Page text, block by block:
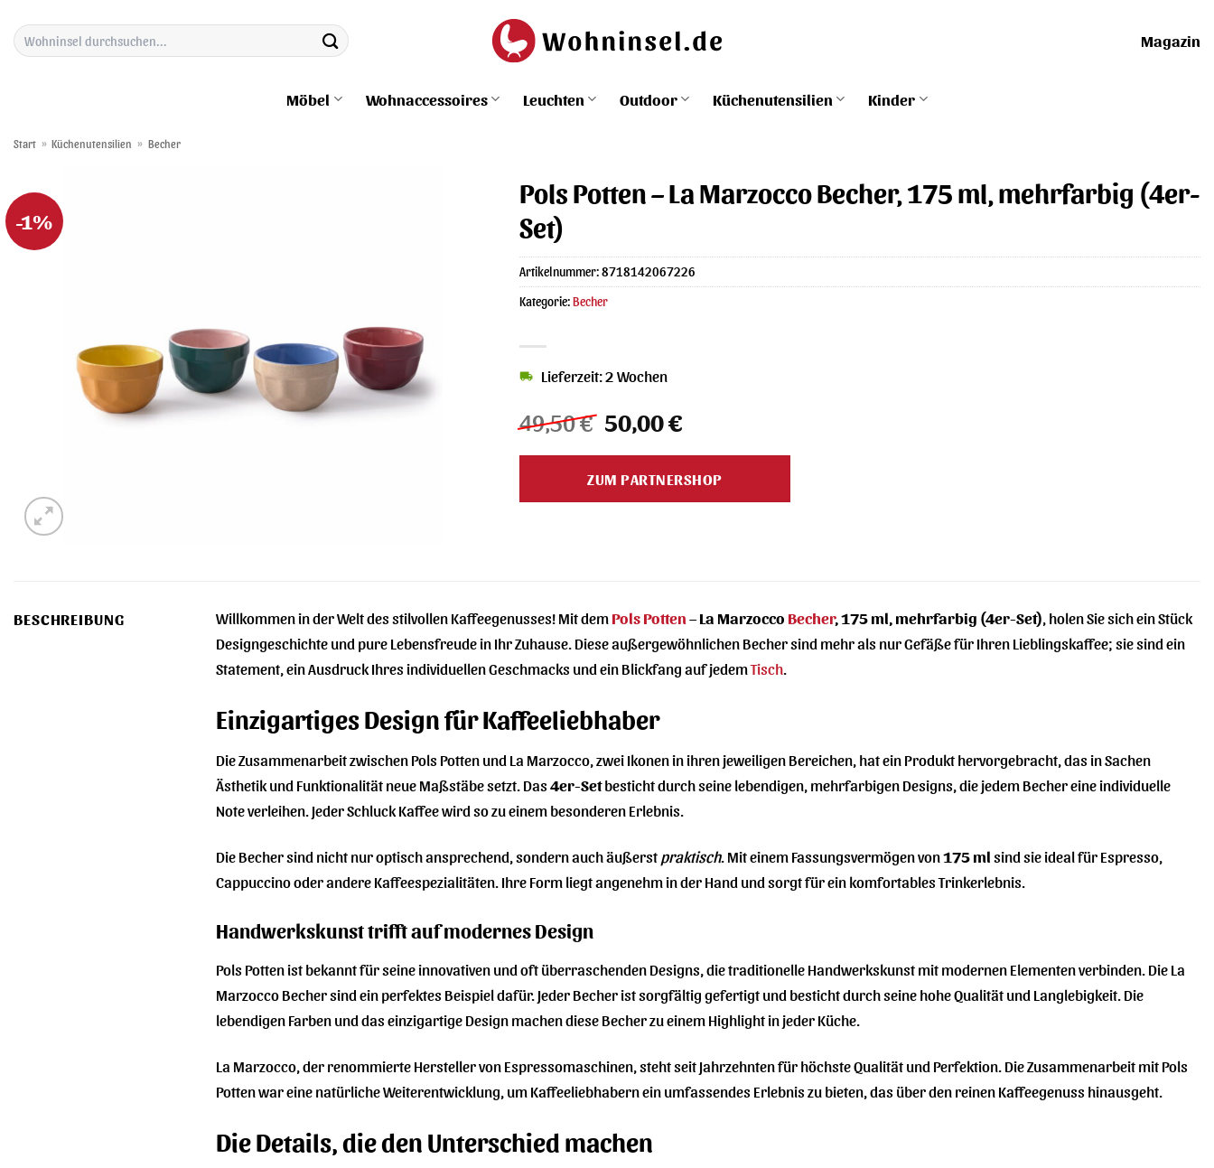
Inhalt
springen
Suchen
nach:
Magazin
Möbel Wohnaccessoires Leuchten Outdoor Küchenutensilien Kinder
Start » Küchenutensilien » Becher
-1%
Pols Potten – La Marzocco Becher, 175 ml, mehrfarbig (4er-
Set)
49,50€ Ursprünglicher
Preis
49,50 €
50,00€Aktueller
50,00 €.
Lieferzeit: 2 Wochen
ZUM PARTNERSHOP
Artikelnummer:8718142067226
Kategorie:Becher
BESCHREIBUNG Willkommen in der Welt des stilvollen Kaffeegenusses! Mit demPols Potten– La Marzocco Becher, 175 ml, mehrfarbig (4er-Set), holen Sie sich ein Stück
Designgeschichte und pure Lebensfreude in Ihr Zuhause. Diese außergewöhnlichen Becher sind mehr als nur Gefäße für Ihren Lieblingskaffee; sie sind ein
Statement, ein Ausdruck Ihres individuellen Geschmacks und ein Blickfang auf jedemTisch.
Einzigartiges Design für Kaffeeliebhaber
Die Zusammenarbeit zwischen Pols Potten und La Marzocco, zwei Ikonen in ihren jeweiligen Bereichen, hat ein Produkt hervorgebracht, das in Sachen
Ästhetik und Funktionalität neue Maßstäbe setzt. Das4er-Setbesticht durch seine lebendigen, mehrfarbigen Designs, die jedem Becher eine individuelle
Note verleihen. Jeder Schluck Kaffee wird so zu einem besonderen Erlebnis.
Die Becher sind nicht nur optisch ansprechend, sondern auch äußerstpraktisch. Mit einem Fassungsvermögen von175 mlsind sie ideal für Espresso,
Cappuccino oder andere Kaffeespezialitäten. Ihre Form liegt angenehm in der Hand und sorgt für ein komfortables Trinkerlebnis.
Handwerkskunst trifft auf modernes Design
Pols Potten ist bekannt für seine innovativen und oft überraschenden Designs, die traditionelle Handwerkskunst mit modernen Elementen verbinden. Die La
Marzocco Becher sind ein perfektes Beispiel dafür. Jeder Becher ist sorgfältig gefertigt und besticht durch seine hohe Qualität und Langlebigkeit. Die
lebendigen Farben und das einzigartige Design machen diese Becher zu einem Highlight in jeder Küche.
La Marzocco, der renommierte Hersteller von Espressomaschinen, steht seit Jahrzehnten für höchste Qualität und Perfektion. Die Zusammenarbeit mit Pols
Potten war eine natürliche Weiterentwicklung, um Kaffeeliebhabern ein umfassendes Erlebnis zu bieten, das über den reinen Kaffeegenuss hinausgeht.
Die Details, die den Unterschied machen